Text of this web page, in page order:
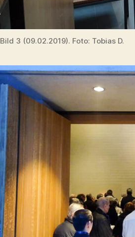
Bild 3 (09.02.2019). Foto: Tobias D.